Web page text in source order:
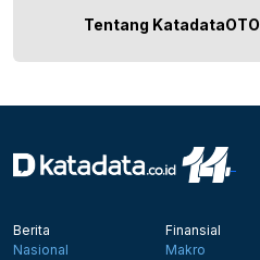
Tentang KatadataOTO
Berita
Nasional
Finansial
Makro